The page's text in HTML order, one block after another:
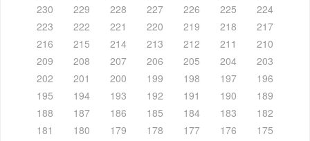
230
229 228 227 226 225
224
223
222 221 220 219 218
217
216
215 214 213 212 211
210
209
208 207 206 205 204
203
202
201 200 199 198 197
196
195
194 193 192 191 190
189
188
187 186 185 184 183
182
181
180 179 178 177 176
175